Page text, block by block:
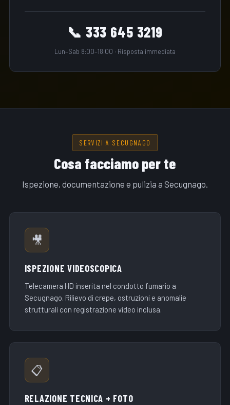
📞 333 645 3219
Lun–Sab 8:00–18:00 · Risposta immediata
SERVIZI A SECUGNAGO
Cosa facciamo per te
Ispezione, documentazione e pulizia a Secugnago.
🎥
ISPEZIONE VIDEOSCOPICA
Telecamera HD inserita nel condotto fumario a
Secugnago. Rilievo di crepe, ostruzioni e anomalie
strutturali con registrazione video inclusa.
📋
RELAZIONE TECNICA + FOTO